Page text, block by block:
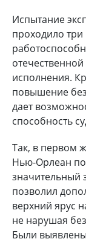
Испытание
проходило три
исполнения.
повышение
дает
способность
Так, в первом
Нью-Орлеан
значительный
позволил
верхний ярус
не нарушая
Были